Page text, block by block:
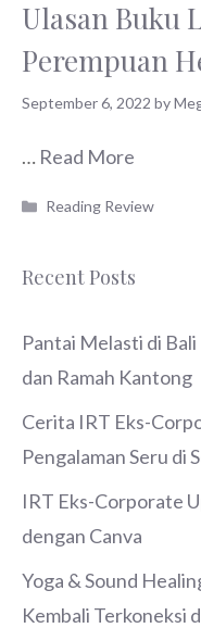
Ulasan Buku
Perempuan
September 6, 2022 by
… Read More
Categories
Reading Review
Recent Posts
Pantai Melasti di
dan Ramah Kantong
Cerita IRT Eks-
Pengalaman Seru di
IRT Eks-Corporate
dengan Canva
Yoga & Sound
Kembali Terkoneksi